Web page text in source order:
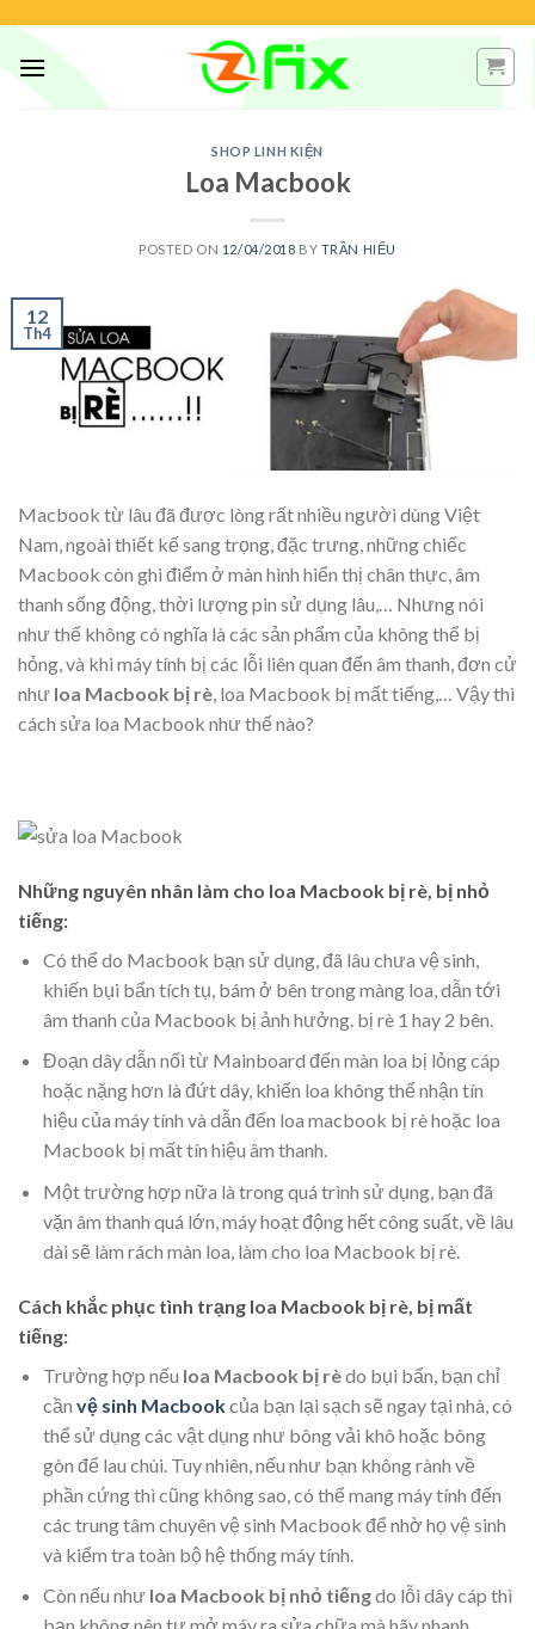
content
SHOP LINH KIỆN
Loa Macbook
POSTED ON 12/04/2018 BY TRẦN HIẾU
12
Th4
Macbook từ lâu đã được lòng rất nhiều người dùng Việt
Nam, ngoài thiết kế sang trọng, đặc trưng, những chiếc
Macbook còn ghi điểm ở màn hình hiển thị chân thực, âm
thanh sống động, thời lượng pin sử dụng lâu,… Nhưng nói
như thế không có nghĩa là các sản phẩm của không thể bị
hỏng, và khi máy tính bị các lỗi liên quan đến âm thanh, đơn cử
như loa Macbook bị rè, loa Macbook bị mất tiếng,… Vậy thì
cách sửa loa Macbook như thế nào?
Những nguyên nhân làm cho loa Macbook bị rè, bị nhỏ
tiếng:
Có thể do Macbook bạn sử dụng, đã lâu chưa vệ sinh,
khiến bụi bẩn tích tụ, bám ở bên trong màng loa, dẫn tới
âm thanh của Macbook bị ảnh hưởng. bị rè 1 hay 2 bên.
Đoạn dây dẫn nối từ Mainboard đến màn loa bị lỏng cáp
hoặc nặng hơn là đứt dây, khiến loa không thể nhận tín
hiệu của máy tính và dẫn đến loa macbook bị rè hoặc loa
Macbook bị mất tín hiệu âm thanh.
Một trường hợp nữa là trong quá trình sử dụng, bạn đã
vặn âm thanh quá lớn, máy hoạt động hết công suất, về lâu
dài sẽ làm rách màn loa, làm cho loa Macbook bị rè.
Cách khắc phục tình trạng loa Macbook bị rè, bị mất
tiếng:
Trường hợp nếu loa Macbook bị rèdo bụi bẩn, bạn chỉ
cần vệ sinh Macbookcủa bạn lại sạch sẽ ngay tại nhà, có
thể sử dụng các vật dụng như bông vải khô hoặc bông
gòn để lau chùi. Tuy nhiên, nếu như bạn không rành về
phần cứng thì cũng không sao, có thể mang máy tính đến
các trung tâm chuyên vệ sinh Macbook để nhờ họ vệ sinh
và kiểm tra toàn bộ hệ thống máy tính.
Còn nếu như loa Macbook bị nhỏ tiếngdo lỗi dây cáp thì